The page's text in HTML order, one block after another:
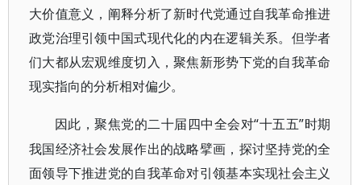
大价值意义，阐释分析了新时代党通过自我革命推进
政党治理引领中国式现代化的内在逻辑关系。但学者
们大都从宏观维度切入，聚焦新形势下党的自我革命
现实指向的分析相对偏少。
因此，聚焦党的二十届四中全会对“十五五”时期
我国经济社会发展作出的战略擘画，探讨坚持党的全
面领导下推进党的自我革命对引领基本实现社会主义